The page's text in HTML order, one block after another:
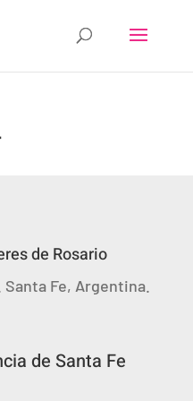
de Rosario
Fe, Argentina.
de Santa Fe